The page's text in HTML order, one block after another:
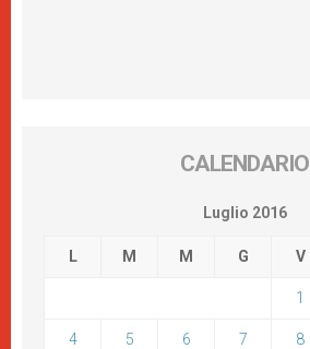
CALENDARIO
Luglio 2016
L M M G V
1
4 5 6 7 8